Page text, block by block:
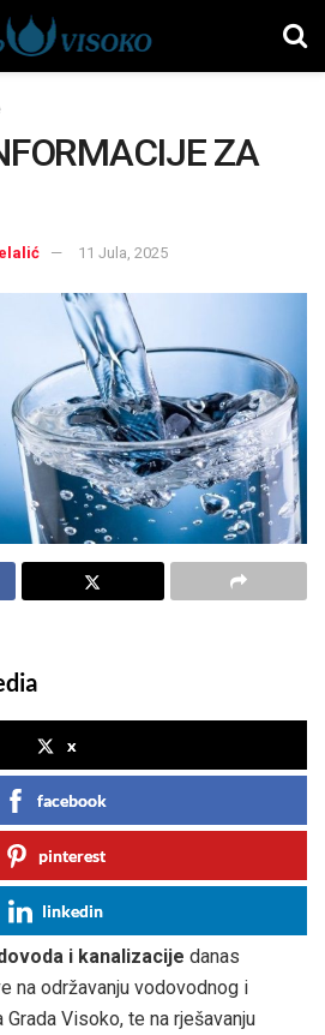
ZA
11 Jula, 2025
x
facebook
pinterest
linkedin
i kanalizacije danas
na održavanju vodovodnog i
Visoko, te na rješavanju